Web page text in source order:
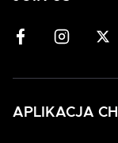
APLIKACJA